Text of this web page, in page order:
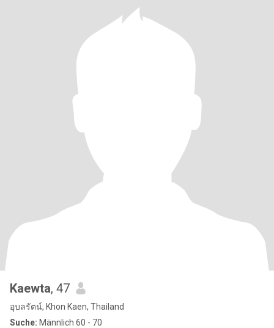
Kaewta, 47
อุบลรัตน์, Khon Kaen, Thailand
Suche: Männlich 60 - 70